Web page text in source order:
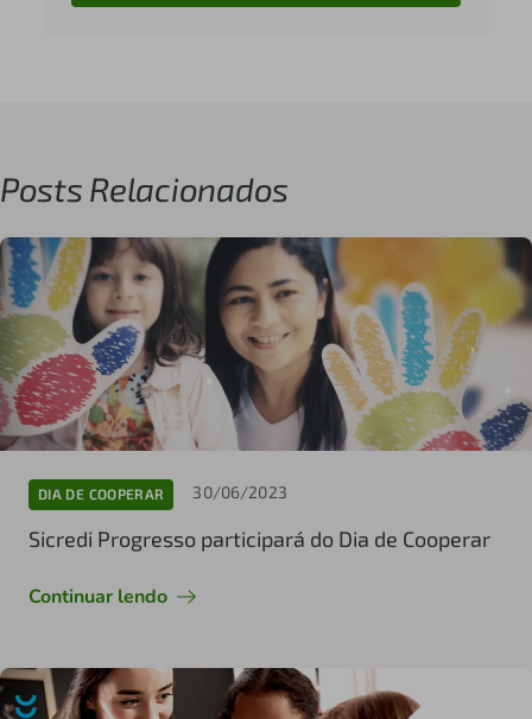
Posts Relacionados
DIA DE COOPERAR 30/06/2023
Sicredi Progresso participará do Dia de Cooperar
Continuar lendo